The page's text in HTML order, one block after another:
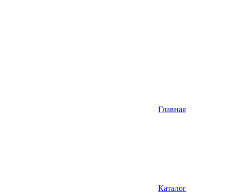
Главная
Каталог